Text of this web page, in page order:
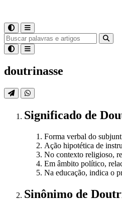
doutrinasse
Significado de
Forma verbal do
Ação hipotética de
No contexto religioso,
Em âmbito político,
Na educação, indica o
Sinônimo de